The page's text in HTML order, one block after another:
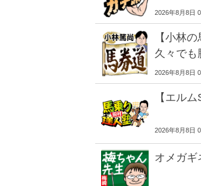
2026年8月8日
【小林
久々でも
2026年8月8日
【エル
2026年8月8日
オメガ